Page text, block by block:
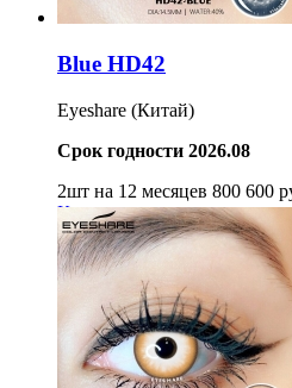
Blue HD42
Eyeshare (Китай)
Срок годности 2026.08
2шт на 12 месяцев 800 600
Купить